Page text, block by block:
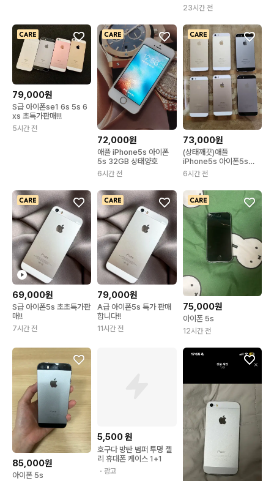
23시간 전
79,000원
S급 아이폰se1 6s 5s 6
xs 초특가판매!!!
5시간 전
72,000원
애플 iPhone5s 아이폰
5s 32GB 상태양호
6시간 전
73,000원
(상태깨끗)애플
iPhone5s 아이폰5s
se1과 같은성능
6시간 전
69,000원
S급 아이폰5s 초초특가판
매!!
7시간 전
79,000원
A급 아이폰5s 특가 판매
합니다!!
11시간 전
75,000원
아이폰 5s
12시간 전
85,000원
아이폰 5s
5,500원
호구다 방탄 범퍼 투명 젤
리 휴대폰 케이스 1+1
・광고